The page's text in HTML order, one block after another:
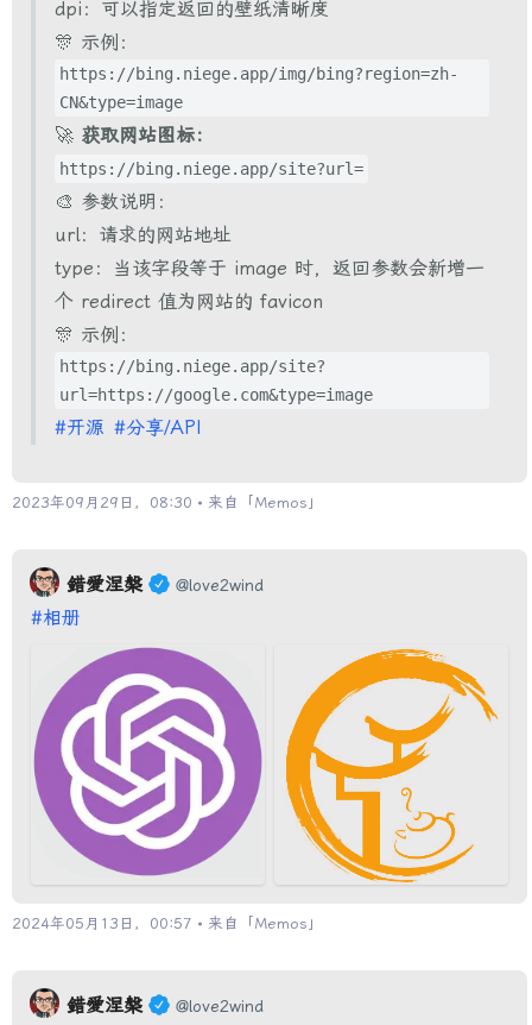
dpi：可以指定返回的壁纸清晰度
🎊 示例：
https://bing.niege.app/img/bing?region=zh-
CN&type=image
🚀 获取网站图标：
https://bing.niege.app/site?url=
🎨 参数说明：
url：请求的网站地址
type：当该字段等于 image 时，返回参数会新增一
个 redirect 值为网站的 favicon
🎊 示例：
https://bing.niege.app/site?
url=https://google.com&type=image
#开源 #分享/API
2023年09月29日，08:30 • 来自「 Memos 」
錯愛涅槃 @love2wind
#相册
2024年05月13日，00:57 • 来自「 Memos 」
錯愛涅槃 @love2wind